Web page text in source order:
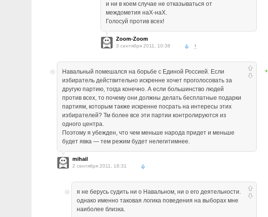
и ни в коем случае не отказываться от
междометия наХ-наХ.
Голосуй против всех!
Zoom-Zoom
3 сентября 2011, 10:38 ↑
Навальный помешался на борьбе с Единой Россией. Если
избиратель действительно искренне хочет проголосовать за
другую партию, тогда конечно. А если большинство людей
против всех, то почему они должны делать бесплатные подарки
партиям, которым также искренне посрать на интересы этих
избирателей? Тм более все эти партии контролируются из
одного центра.
Поэтому я убежден, что чем меньше народа придет и меньше
будет явка — тем режим будет нелегитимнее.
mihail
2 сентября 2011, 18:31
я не берусь судить ни о Навальном, ни о его деятельности.
однако именно таковая логика поведения на выборах мне
наиболее близка.